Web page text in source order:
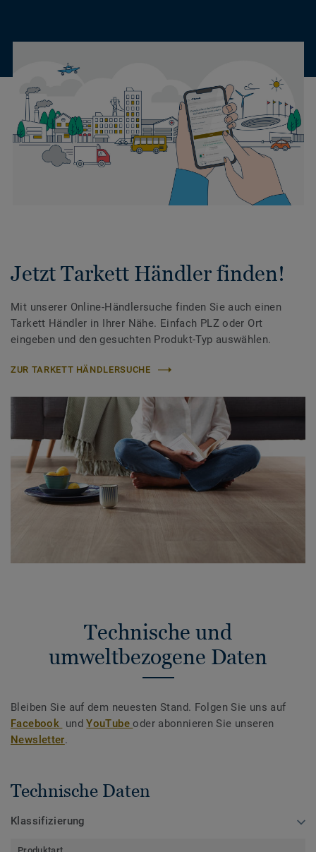
Jetzt Tarkett Händler finden!
Mit unserer Online-Händlersuche finden Sie auch einen
Tarkett Händler in Ihrer Nähe. Einfach PLZ oder Ort
eingeben und den gesuchten Produkt-Typ auswählen.
ZUR TARKETT HÄNDLERSUCHE
Technische und
umweltbezogene Daten
Bleiben Sie auf dem neuesten Stand. Folgen Sie uns auf
Facebook undYouTubeoder abonnieren Sie unseren
Newsletter.
Technische Daten
Klassifizierung